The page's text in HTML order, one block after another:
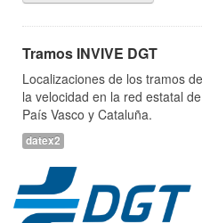
Tramos INVIVE DGT
Localizaciones de los tramos
la velocidad en la red estatal
País Vasco y Cataluña.
datex2